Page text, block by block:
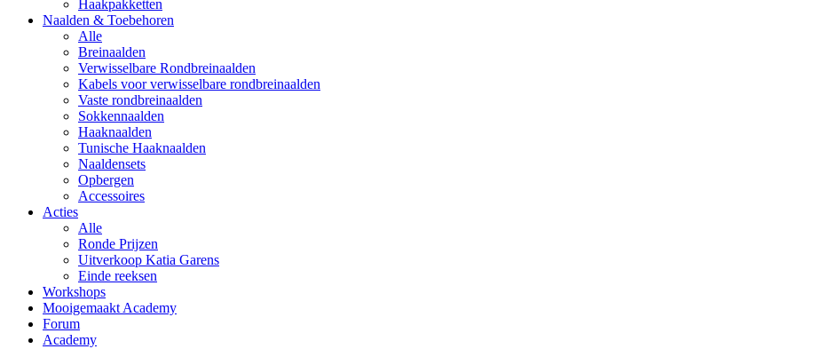
Haakpakketten
Naalden & Toebehoren
Alle
Breinaalden
Verwisselbare Rondbreinaalden
Kabels voor verwisselbare rondbreinaalden
Vaste rondbreinaalden
Sokkennaalden
Haaknaalden
Tunische Haaknaalden
Naaldensets
Opbergen
Accessoires
Acties
Alle
Ronde Prijzen
Uitverkoop Katia Garens
Einde reeksen
Workshops
Mooigemaakt Academy
Forum
Academy